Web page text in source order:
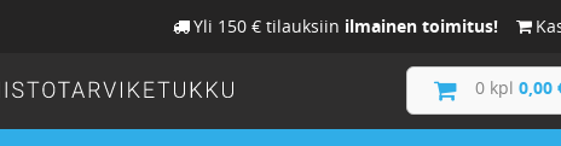
Yli 150 € tilauksiin ilmainen toimitus!
0kpl 0,00